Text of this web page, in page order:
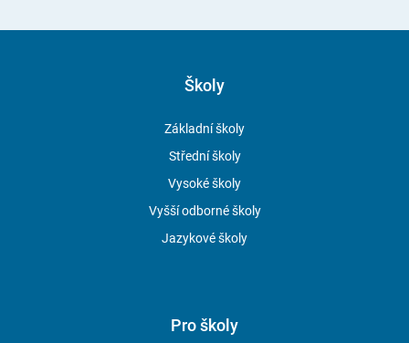
Školy
Základní školy
Střední školy
Vysoké školy
Vyšší odborné školy
Jazykové školy
Pro školy